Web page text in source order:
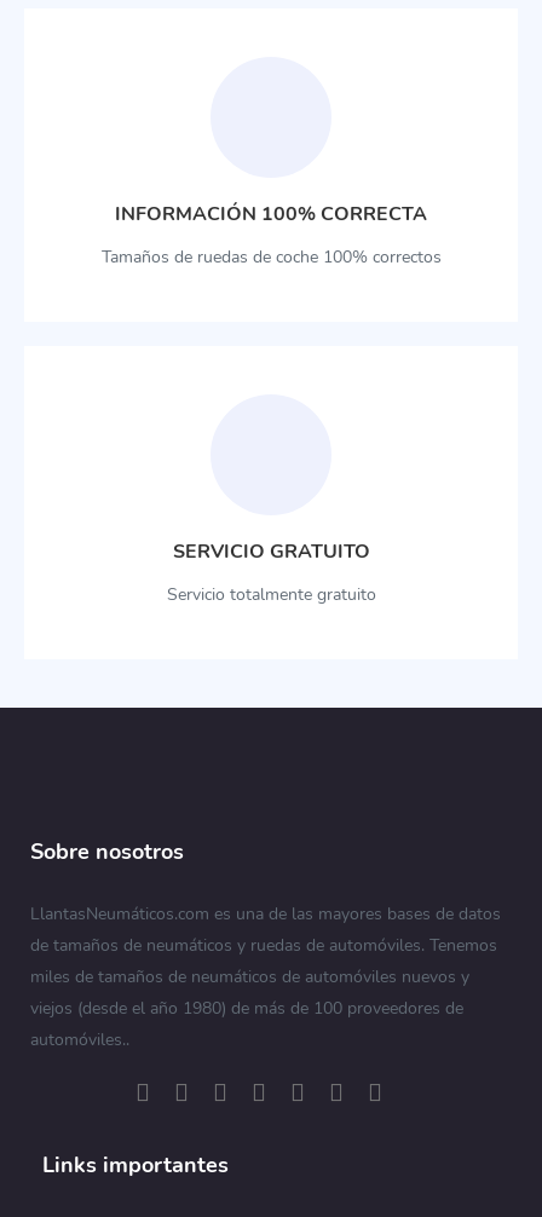
INFORMACIÓN 100% CORRECTA
Tamaños de ruedas de coche 100% correctos
SERVICIO GRATUITO
Servicio totalmente gratuito
Sobre nosotros
LlantasNeumáticos.com es una de las mayores bases de datos
de tamaños de neumáticos y ruedas de automóviles. Tenemos
miles de tamaños de neumáticos de automóviles nuevos y
viejos (desde el año 1980) de más de 100 proveedores de
automóviles..
Links importantes